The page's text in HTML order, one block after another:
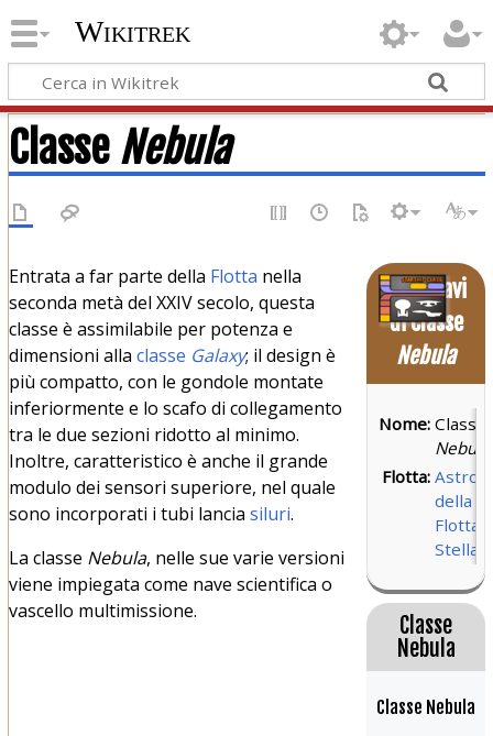
Wikitrek
Classe Nebula
Astronavi
di Classe
Nebula
Nome: Classe
Nebula
Flotta:
della
Flotta
Classe
Nebula
Classe Nebula
Entrata a far parte della Flotta nella
seconda metà del XXIV secolo, questa
classe è assimilabile per potenza e
dimensioni alla classe Galaxy; il design è
più compatto, con le gondole montate
inferiormente e lo scafo di collegamento
tra le due sezioni ridotto al minimo.
Inoltre, caratteristico è anche il grande
modulo dei sensori superiore, nel quale
sono incorporati i tubi lancia siluri.
La classe Nebula, nelle sue varie versioni
viene impiegata come nave scientifica o
vascello multimissione.